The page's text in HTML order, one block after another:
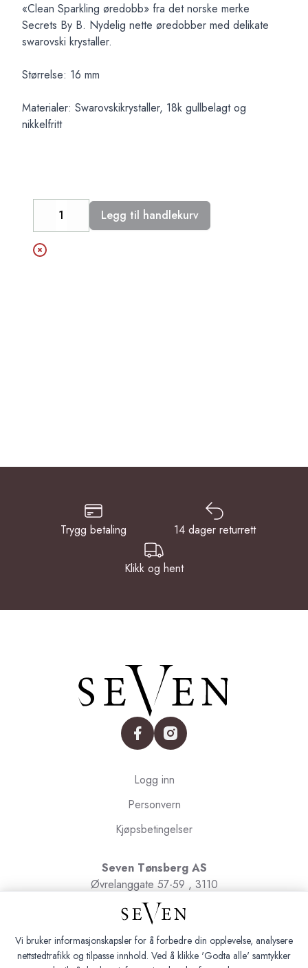
Description
«Clean Sparkling øredobb» fra det norske merke
Secrets By B. Nydelig nette øredobber med delikate
swarovski krystaller.
Størrelse: 16 mm
Materialer: Swarovskikrystaller, 18k gullbelagt og
nikkelfritt
DecreaseIncreaseLegg til handlekurv
Trygg betaling 14 dager returrett
Klikk og hent
facebookinstagram
Logg inn
Personvern
Kjøpsbetingelser
Seven Tønsberg AS
Øvrelanggate 57-59 , 3110
Tønsberg
Org.nr. 991091580
Vi bruker informasjonskapsler for å forbedre din opplevelse, analysere
nettstedtrafikk og tilpasse innhold. Ved å klikke 'Godta alle' samtykker